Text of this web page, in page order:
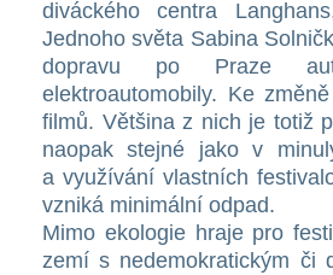
diváckého centra
Jednoho světa Sabina
dopravu po Praze
elektroautomobily. Ke
filmů. Většina z nich je totiž
naopak stejné jako v
a využívání vlastních
vzniká minimální odpad.
Mimo ekologie hraje pro
zemí s nedemokratickým či